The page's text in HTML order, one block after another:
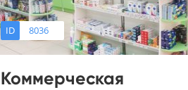
ID 8036
Коммерческая